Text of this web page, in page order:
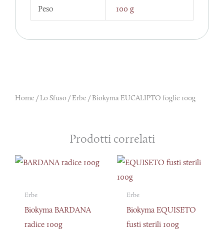
Peso 100 g
Home /Lo Sfuso /Erbe / Biokyma EUCALIPTO foglie 100g
Prodotti correlati
Erbe
Biokyma BARDANA
radice 100g
Erbe
Biokyma EQUISETO
fusti sterili 100g